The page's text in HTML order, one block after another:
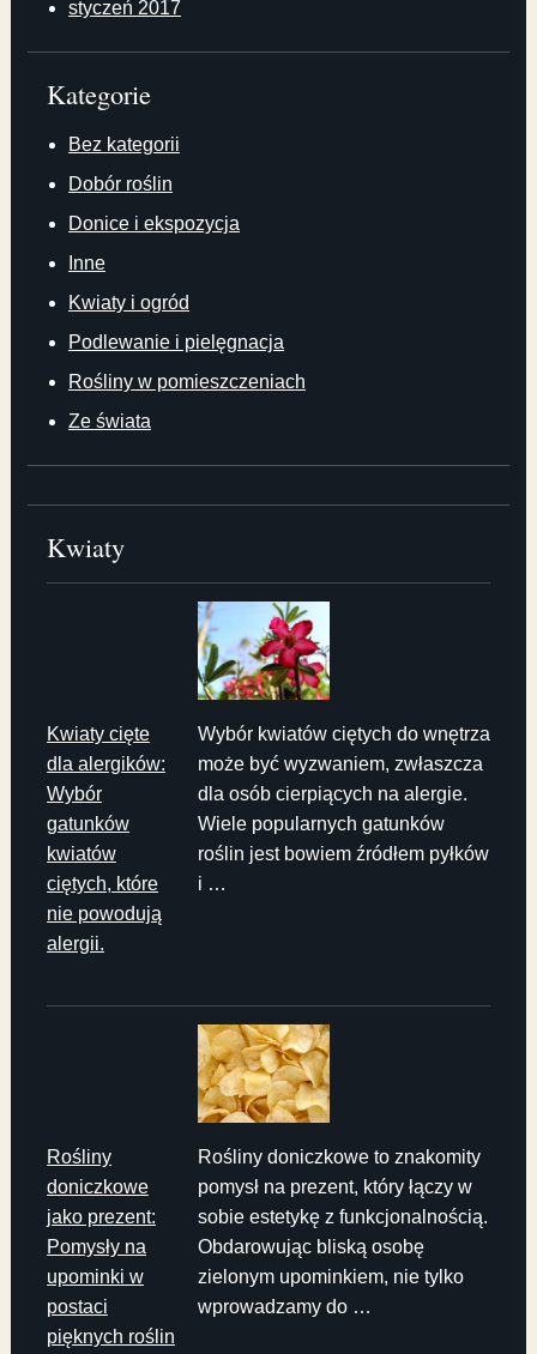
styczeń 2017
Kategorie
Bez kategorii
Dobór roślin
Donice i ekspozycja
Inne
Kwiaty i ogród
Podlewanie i pielęgnacja
Rośliny w pomieszczeniach
Ze świata
Kwiaty
Kwiaty cięte
dla alergików:
Wybór
gatunków
kwiatów
ciętych, które
nie powodują
alergii.
Wybór kwiatów ciętych do wnętrza
może być wyzwaniem, zwłaszcza
dla osób cierpiących na alergie.
Wiele popularnych gatunków
roślin jest bowiem źródłem pyłków
i …
Rośliny
doniczkowe
jako prezent:
Pomysły na
upominki w
postaci
pięknych roślin
Rośliny doniczkowe to znakomity
pomysł na prezent, który łączy w
sobie estetykę z funkcjonalnością.
Obdarowując bliską osobę
zielonym upominkiem, nie tylko
wprowadzamy do …